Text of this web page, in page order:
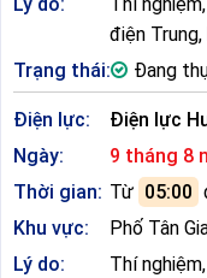
Lý do:
Thí
điện Trung,
Trạng thái:
Đang
Điện lực:
Điện lực
Ngày:
9 tháng 8
Thời gian: Từ 05:00
Khu vực:
Phố Tân
Lý do:
Thí